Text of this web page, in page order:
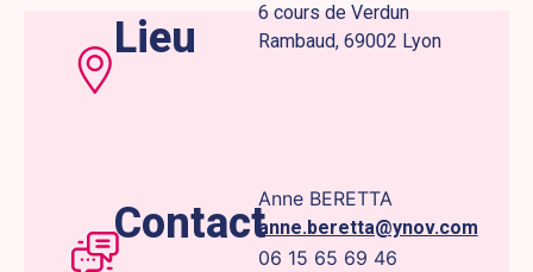
Lieu
6 cours de Verdun
Rambaud, 69002 Lyon
ContactAnne BERETTA
anne.beretta@ynov.com
06 15 65 69 46